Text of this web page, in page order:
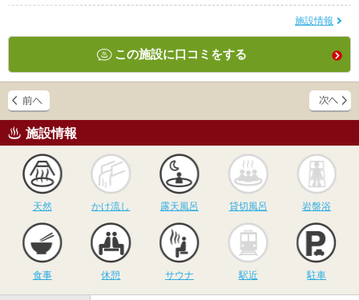
施設情報
この施設に口コミをする
施設情報
天然
かけ流し
かけ流し
露天風呂
露天風呂
貸切風呂
貸切風呂 岩盤浴
食事 休憩
サウナ
サウナ 駅近 駐車